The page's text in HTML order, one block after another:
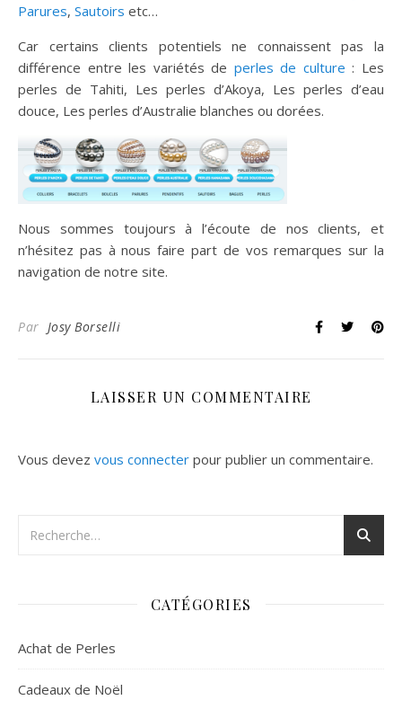
Parures, Sautoirs etc…
Car certains clients potentiels ne connaissent pas la
différence entre les variétés de perles de culture : Les
perles de Tahiti, Les perles d’Akoya, Les perles d’eau
douce, Les perles d’Australie blanches ou dorées.
Nous sommes toujours à l’écoute de nos clients, et
n’hésitez pas à nous faire part de vos remarques sur la
navigation de notre site.
Par Josy Borselli
LAISSER UN COMMENTAIRE
Vous devez vous connecter pour publier un commentaire.
CATÉGORIES
Achat de Perles
Cadeaux de Noël